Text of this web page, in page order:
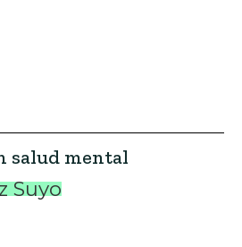
salud mental
Suyo